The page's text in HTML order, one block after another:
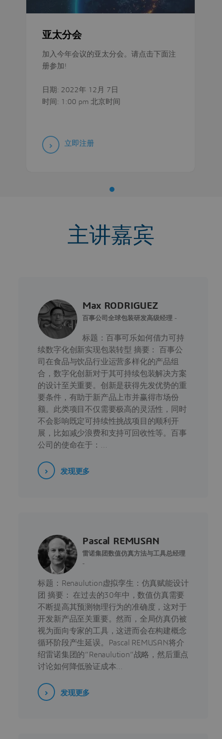
亚太分会
加入今年会议的亚太分会。请点击下面注
册参加!
日期: 2022年 12月 7日
时间: 1:00 pm 北京时间
立即注册
主讲嘉宾
Max RODRIGUEZ
百事公司全球包装研发高级经理 -
标题：百事可乐如何借力可持
续数字化创新实现包装转型 摘要： 百事公
司在食品与饮品行业运营多样化的产品组
合，数字化创新对于其可持续包装解决方案
的设计至关重要。创新是获得先发优势的重
要条件，有助于新产品上市并赢得市场份
额。此类项目不仅需要极高的灵活性，同时
不会影响既定可持续性挑战项目的顺利开
展，比如减少浪费和支持可回收性等。百事
公司的使命在于：…
发现更多
Pascal REMUSAN
雷诺集团数值仿真方法与工具总经理
-
标题：Renaulution虚拟孪生：仿真赋能设计
团 摘要： 在过去的30年中，数值仿真需要
不断提高其预测物理行为的准确度，这对于
开发新产品至关重要。然而，全局仿真仍被
视为面向专家的工具，这进而会在构建概念
循环阶段产生延误。Pascal REMUSAN将介
绍雷诺集团的“Renaulution”战略，然后重点
讨论如何降低验证成本…
发现更多